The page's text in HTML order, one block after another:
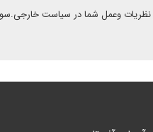
نظریات وعمل شما در سیاست